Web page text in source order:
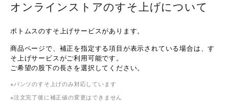
オンラインストアのすそ上げについて
ボトムスのすそ上げサービスがあります。
商品ページで、補正を指定する項目が表示されている場合は、す
そ上げサービスがご利用可能です。
ご希望の股下の長さを選択してください。
パンツのすそ上げのみ対応しています
注文完了後に補正値の変更はできません